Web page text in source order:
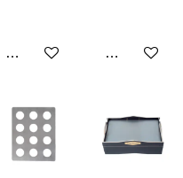
Añadir al carrito Añadir al